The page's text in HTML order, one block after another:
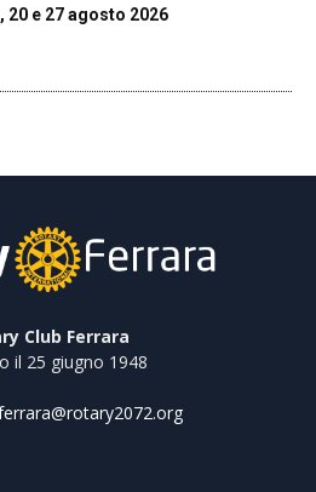
20 e 27 agosto 2026
Club Ferrara
il 25 giugno 1948